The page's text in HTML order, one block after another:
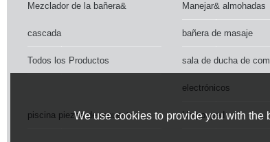
Mezclador de la bañera&
cascada
Manejar& almohadas
bañera de masaje
Todos los Productos sala de ducha de
electrónicos
piscina piezas de repuesto Ungrouped
We use cookies to provide you with the